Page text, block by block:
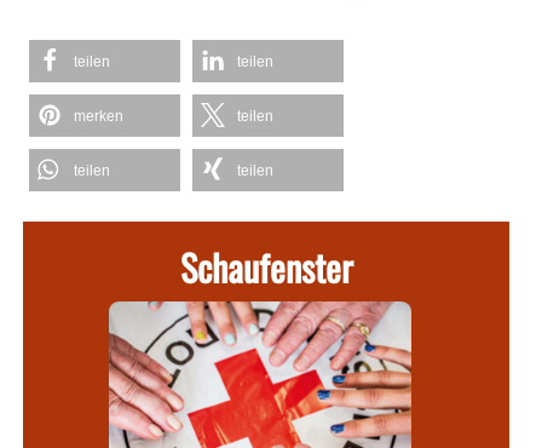
teilen teilen
merken teilen
teilen teilen
Schaufenster